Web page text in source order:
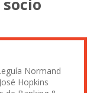
Normand
Hopkins